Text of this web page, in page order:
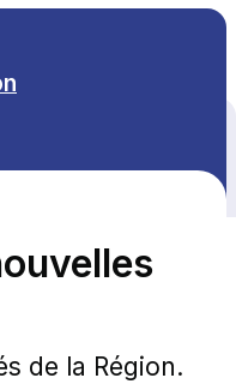
de la Région.